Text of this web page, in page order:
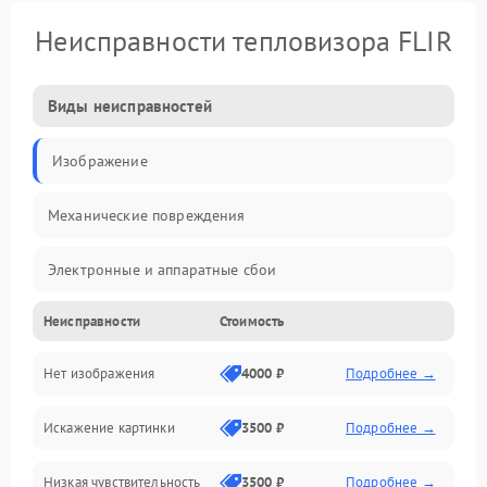
Неисправности тепловизора FLIR
Виды неисправностей
Изображение
Механические повреждения
Электронные и аппаратные сбои
Неисправности сенсора и оптики
Программные ошибки
Электропитание
Неисправности Стоимость
Нет изображения 4000 ₽ Подробнее →
Искажение картинки 3500 ₽ Подробнее →
Низкая чувствительность 3500 ₽ Подробнее →